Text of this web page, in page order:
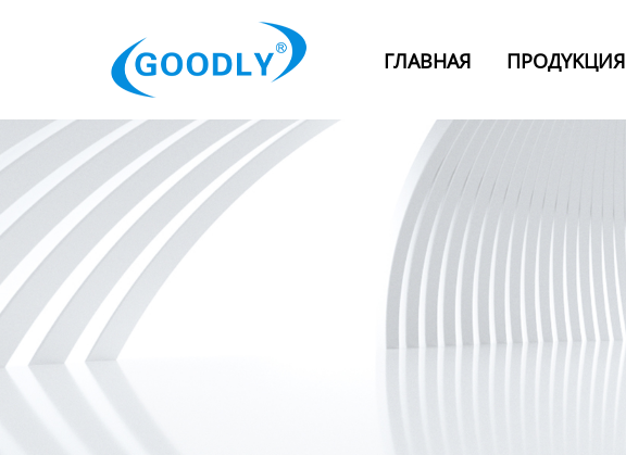
ГЛАВНАЯ ПРОДYKЦИЯ
ОТРАСЛИ
Категория
Новости
Контакты